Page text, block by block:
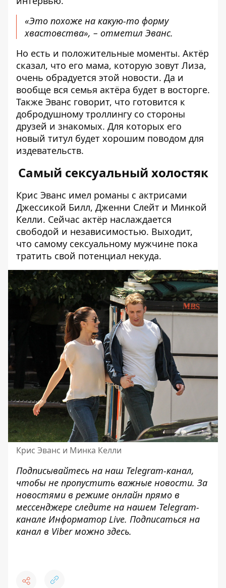
«Это похоже на какую-то форму
хвастовства», – отметил Эванс.
Но есть и положительные моменты. Актёр
сказал, что его мама, которую зовут Лиза,
очень обрадуется этой новости. Да и
вообще вся семья актёра будет в восторге.
Также Эванс говорит, что готовится к
добродушному троллингу со стороны
друзей и знакомых. Для которых его
новый титул будет хорошим поводом для
издевательств.
Самый сексуальный холостяк
Крис Эванс имел романы с актрисами
Джессикой Билл, Дженни Слейт и Минкой
Келли. Сейчас актёр наслаждается
свободой и независимостью. Выходит,
что самому сексуальному мужчине пока
тратить свой потенциал некуда.
Крис Эванс и Минка Келли
Подписывайтесь на наш Telegram-канал,
чтобы не пропустить важные новости. За
новостями в режиме онлайн прямо в
мессенджере следите на нашем Telegram-
канале Информатор Live. Подписаться на
канал в Viber можно здесь.